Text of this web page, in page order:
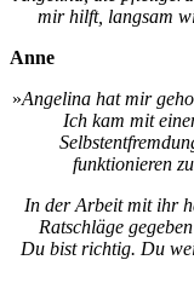
mir hilft, langsam
Anne
»Angelina hat mir
Ich kam mit
funktionieren
In der Arbeit mit ihr
Ratschläge
Du bist richtig. Du